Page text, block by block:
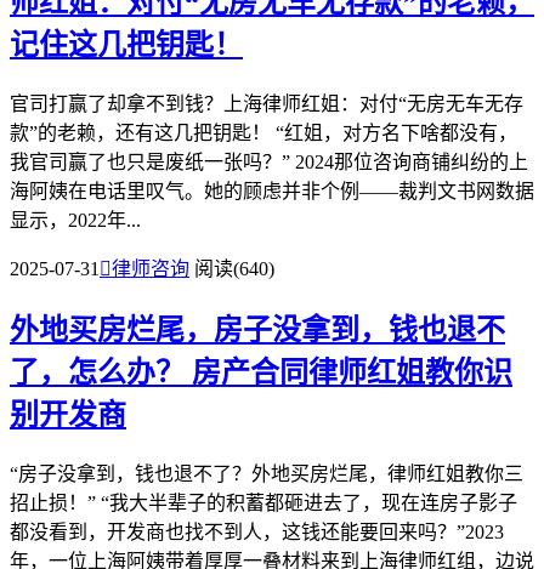
记住这几把钥匙！
官司打赢了却拿不到钱？上海律师红姐：对付“无房无车无存
款”的老赖，还有这几把钥匙！ “红姐，对方名下啥都没有，
我官司赢了也只是废纸一张吗？” 2024那位咨询商铺纠纷的上
海阿姨在电话里叹气。她的顾虑并非个例——裁判文书网数据
显示，2022年...
2025-07-31 律师咨询 阅读(640)
外地买房烂尾，房子没拿到，钱也退不
了，怎么办？ 房产合同律师红姐教你识
别开发商
“房子没拿到，钱也退不了？外地买房烂尾，律师红姐教你三
招止损！” “我大半辈子的积蓄都砸进去了，现在连房子影子
都没看到，开发商也找不到人，这钱还能要回来吗？”2023
年，一位上海阿姨带着厚厚一叠材料来到上海律师红组，边说